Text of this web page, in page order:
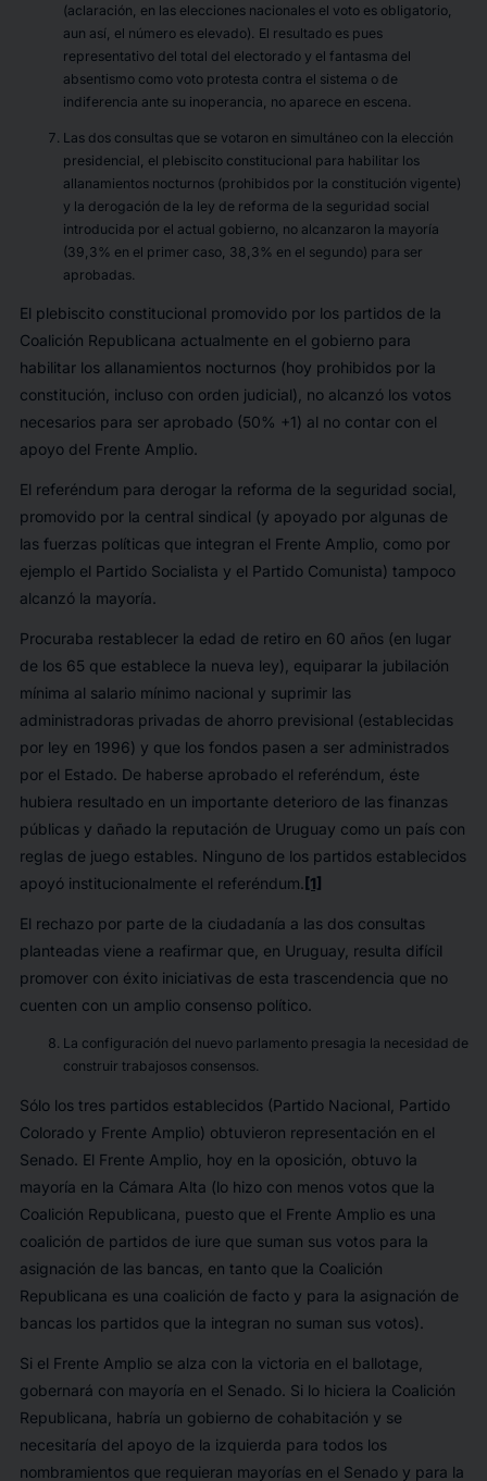
(aclaración, en las elecciones nacionales el voto es obligatorio,
aun así, el número es elevado). El resultado es pues
representativo del total del electorado y el fantasma del
absentismo como voto protesta contra el sistema o de
indiferencia ante su inoperancia, no aparece en escena.
Las dos consultas que se votaron en simultáneo con la elección
presidencial, el plebiscito constitucional para habilitar los
allanamientos nocturnos (prohibidos por la constitución vigente)
y la derogación de la ley de reforma de la seguridad social
introducida por el actual gobierno, no alcanzaron la mayoría
(39,3% en el primer caso, 38,3% en el segundo) para ser
aprobadas.
El plebiscito constitucional promovido por los partidos de la
Coalición Republicana actualmente en el gobierno para
habilitar los allanamientos nocturnos (hoy prohibidos por la
constitución, incluso con orden judicial), no alcanzó los votos
necesarios para ser aprobado (50% +1) al no contar con el
apoyo del Frente Amplio.
El referéndum para derogar la reforma de la seguridad social,
promovido por la central sindical (y apoyado por algunas de
las fuerzas políticas que integran el Frente Amplio, como por
ejemplo el Partido Socialista y el Partido Comunista) tampoco
alcanzó la mayoría.
Procuraba restablecer la edad de retiro en 60 años (en lugar
de los 65 que establece la nueva ley), equiparar la jubilación
mínima al salario mínimo nacional y suprimir las
administradoras privadas de ahorro previsional (establecidas
por ley en 1996) y que los fondos pasen a ser administrados
por el Estado. De haberse aprobado el referéndum, éste
hubiera resultado en un importante deterioro de las finanzas
públicas y dañado la reputación de Uruguay como un país con
reglas de juego estables. Ninguno de los partidos establecidos
apoyó institucionalmente el referéndum. [1]
El rechazo por parte de la ciudadanía a las dos consultas
planteadas viene a reafirmar que, en Uruguay, resulta difícil
promover con éxito iniciativas de esta trascendencia que no
cuenten con un amplio consenso político.
La configuración del nuevo parlamento presagia la necesidad de
construir trabajosos consensos.
Sólo los tres partidos establecidos (Partido Nacional, Partido
Colorado y Frente Amplio) obtuvieron representación en el
Senado. El Frente Amplio, hoy en la oposición, obtuvo la
mayoría en la Cámara Alta (lo hizo con menos votos que la
Coalición Republicana, puesto que el Frente Amplio es una
coalición de partidos de iure que suman sus votos para la
asignación de las bancas, en tanto que la Coalición
Republicana es una coalición de facto y para la asignación de
bancas los partidos que la integran no suman sus votos).
Si el Frente Amplio se alza con la victoria en el ballotage,
gobernará con mayoría en el Senado. Si lo hiciera la Coalición
Republicana, habría un gobierno de cohabitación y se
necesitaría del apoyo de la izquierda para todos los
nombramientos que requieran mayorías en el Senado y para la